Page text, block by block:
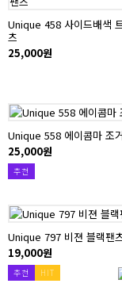
Unique 458 사이드배색
츠
25,000원
Unique 558 에이콤마 조
25,000원
추천
Unique 797 비젼 블랙팬
19,000원
추천 HIT